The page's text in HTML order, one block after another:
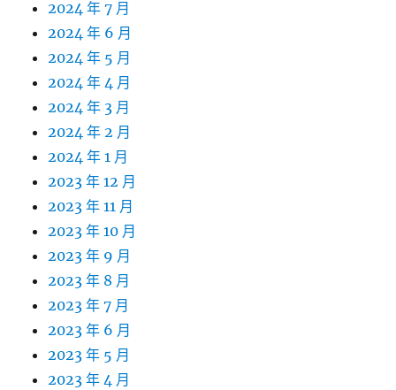
2024 年 7 月
2024 年 6 月
2024 年 5 月
2024 年 4 月
2024 年 3 月
2024 年 2 月
2024 年 1 月
2023 年 12 月
2023 年 11 月
2023 年 10 月
2023 年 9 月
2023 年 8 月
2023 年 7 月
2023 年 6 月
2023 年 5 月
2023 年 4 月